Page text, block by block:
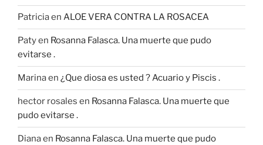
Patriciaen ALOE VERA CONTRA LA ROSACEA
Patyen Rosanna Falasca. Una muerte que pudo
evitarse .
Marinaen ¿Que diosa es usted ? Acuario y Piscis .
hector rosales en Rosanna Falasca. Una muerte que
pudo evitarse .
Dianaen Rosanna Falasca. Una muerte que pudo